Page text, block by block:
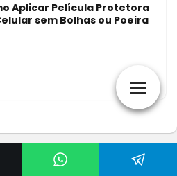
Aplicar Película Protetora
sem Bolhas ou Poeira